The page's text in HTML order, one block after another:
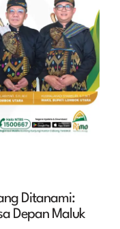
Ditanami:
Depan Maluk